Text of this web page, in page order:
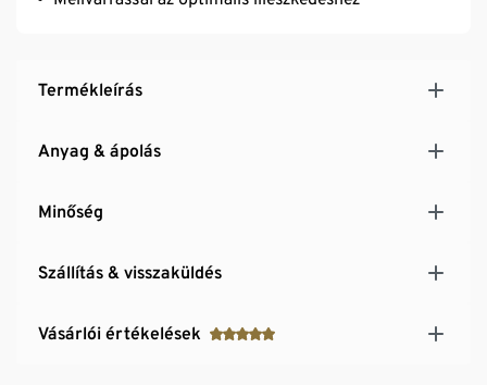
Termékleírás
Anyag & ápolás
Minőség
Szállítás & visszaküldés
Vásárlói értékelések